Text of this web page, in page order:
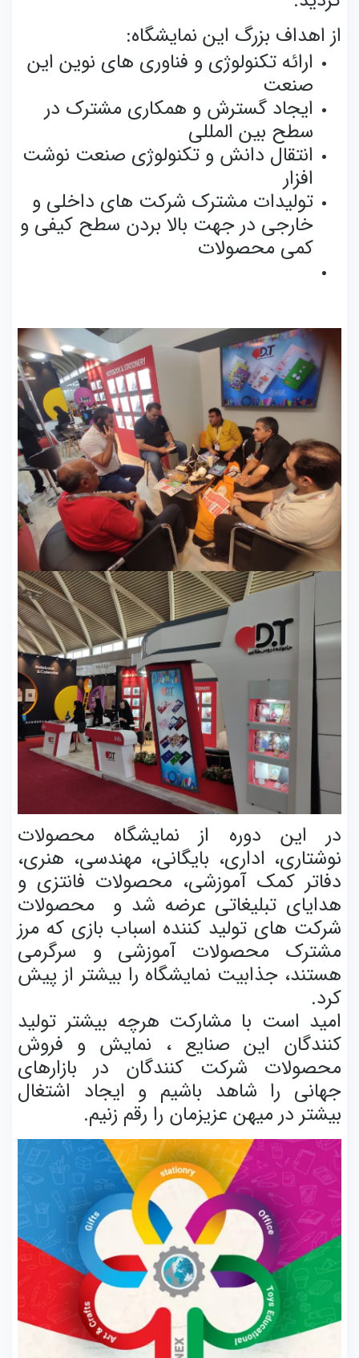
از اهداف بزرگ این نمایشگاه:
ارائه تکنولوژی و فناوری های نوین این
صنعت
ایجاد گسترش و همکاری مشترک در
سطح بین المللی
انتقال دانش و تکنولوژی صنعت نوشت
افزار
تولیدات مشترک شرکت های داخلی و
خارجی در جهت بالا بردن سطح کیفی و
کمی محصولات
در این دوره از نمایشگاه محصولات
نوشتاری، اداری، بایگانی، مهندسی، هنری،
دفاتر کمک آموزشی، محصولات فانتزی و
هدایای تبلیغاتی عرضه شد و محصولات
شرکت های تولید کننده اسباب بازی که مرز
مشترک محصولات آموزشی و سرگرمی
هستند، جذابیت نمایشگاه را بیشتر از پیش
کرد.
امید است با مشارکت هرچه بیشتر تولید
کنندگان این صنایع ، نمایش و فروش
محصولات شرکت کنندگان در بازارهای
جهانی را شاهد باشیم و ایجاد اشتغال
بیشتر در میهن عزیزمان را رقم زنیم.